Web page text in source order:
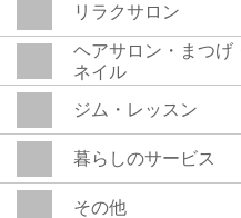
リラクサロン
ヘアサロン・まつげ
ネイル
ジム・レッスン
暮らしのサービス
その他